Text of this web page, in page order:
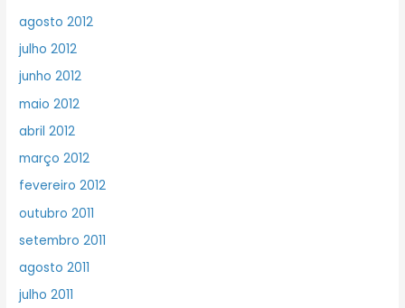
agosto 2012
julho 2012
junho 2012
maio 2012
abril 2012
março 2012
fevereiro 2012
outubro 2011
setembro 2011
agosto 2011
julho 2011